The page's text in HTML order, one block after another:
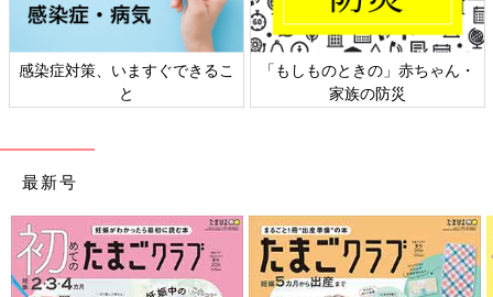
日本外来小児科学会リーフレッ
ト検討会
六星占術 細木かおりさんの人
相談
最新号